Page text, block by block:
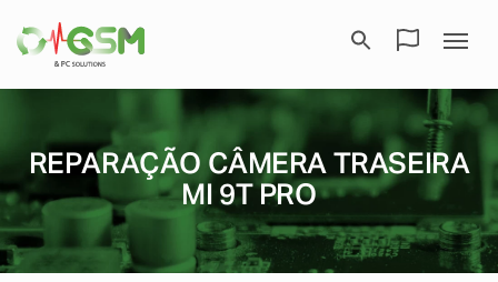
REPARAÇÃO CÂMERA TRASEIRA
MI 9T PRO